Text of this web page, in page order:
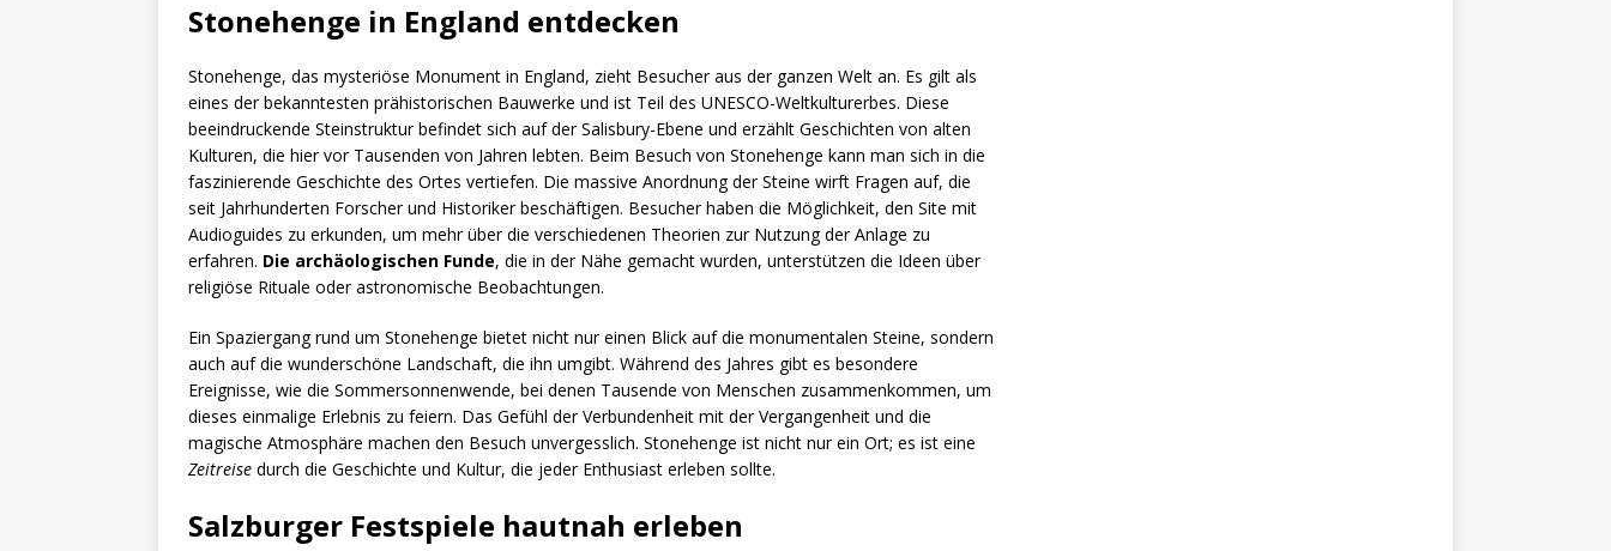
Stonehenge in England entdecken
Stonehenge, das mysteriöse Monument in England, zieht Besucher aus der ganzen Welt an. Es gilt als
eines der bekanntesten prähistorischen Bauwerke und ist Teil des UNESCO-Weltkulturerbes. Diese
beeindruckende Steinstruktur befindet sich auf der Salisbury-Ebene und erzählt Geschichten von alten
Kulturen, die hier vor Tausenden von Jahren lebten. Beim Besuch von Stonehenge kann man sich in die
faszinierende Geschichte des Ortes vertiefen. Die massive Anordnung der Steine wirft Fragen auf, die
seit Jahrhunderten Forscher und Historiker beschäftigen. Besucher haben die Möglichkeit, den Site mit
Audioguides zu erkunden, um mehr über die verschiedenen Theorien zur Nutzung der Anlage zu
erfahren. Die archäologischen Funde, die in der Nähe gemacht wurden, unterstützen die Ideen über
religiöse Rituale oder astronomische Beobachtungen.
Ein Spaziergang rund um Stonehenge bietet nicht nur einen Blick auf die monumentalen Steine, sondern
auch auf die wunderschöne Landschaft, die ihn umgibt. Während des Jahres gibt es besondere
Ereignisse, wie die Sommersonnenwende, bei denen Tausende von Menschen zusammenkommen, um
dieses einmalige Erlebnis zu feiern. Das Gefühl der Verbundenheit mit der Vergangenheit und die
magische Atmosphäre machen den Besuch unvergesslich. Stonehenge ist nicht nur ein Ort; es ist eine
Zeitreise durch die Geschichte und Kultur, die jeder Enthusiast erleben sollte.
Salzburger Festspiele hautnah erleben